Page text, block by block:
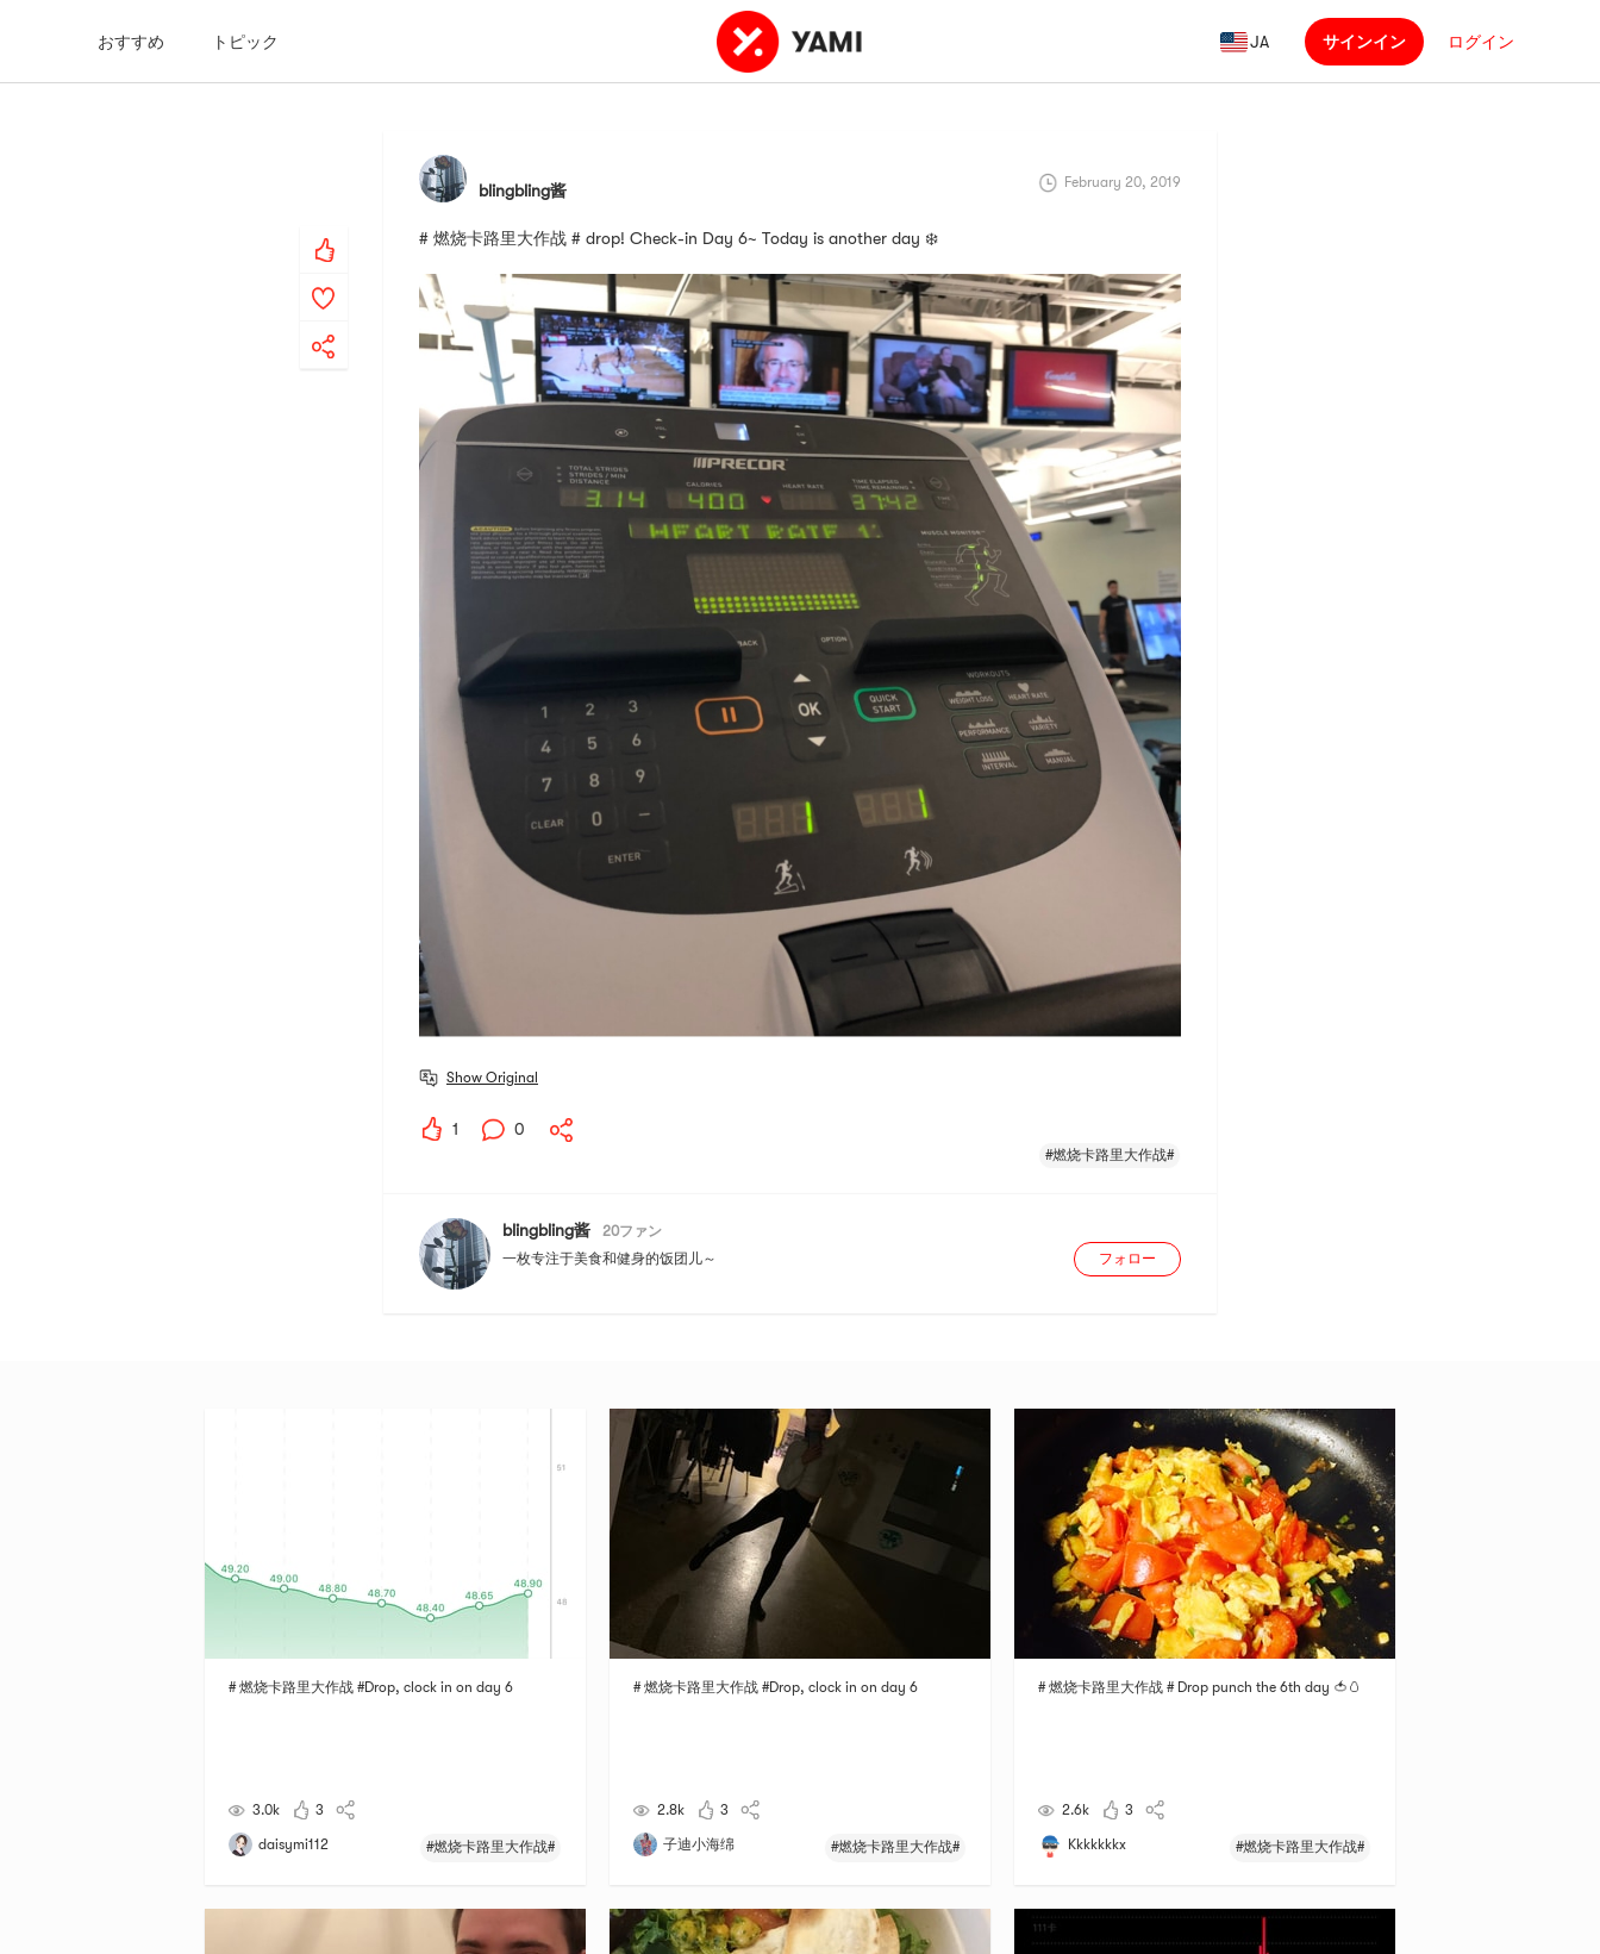
おすすめ トピック JA サインイン ログイン
blingbling酱 February 20, 2019
# 燃烧卡路里大作战 # drop! Check-in Day 6~ Today is another day ❄️
Show Original
1 0
#燃烧卡路里大作战#
blingbling酱 20ファン
一枚专注于美食和健身的饭团儿～
フォロー
# 燃烧卡路里大作战 #Drop, clock in on day 6
3.0k 3
daisymi112 #燃烧卡路里大作战#
# 燃烧卡路里大作战 #Drop, clock in on day 6
2.8k 3
子迪小海绵 #燃烧卡路里大作战#
# 燃烧卡路里大作战 # Drop punch the 6th day 🍅🥚
2.6k 3
Kkkkkkkx #燃烧卡路里大作战#